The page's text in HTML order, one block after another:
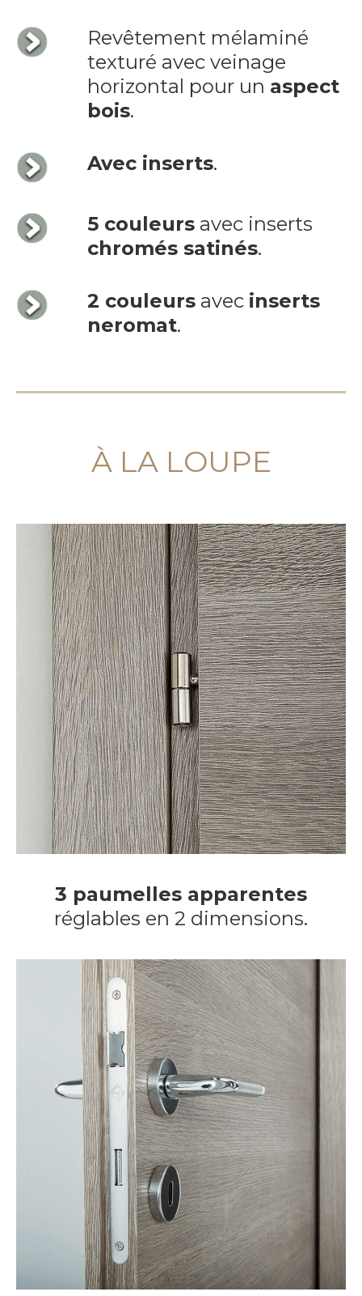
Revêtement mélaminé
texturé avec veinage
horizontal pour un aspect
bois.
Avec inserts.
5 couleursavec inserts
chromés satinés.
2 couleursavec inserts
neromat.
À LA LOUPE
3 paumelles apparentes
réglables en 2 dimensions.